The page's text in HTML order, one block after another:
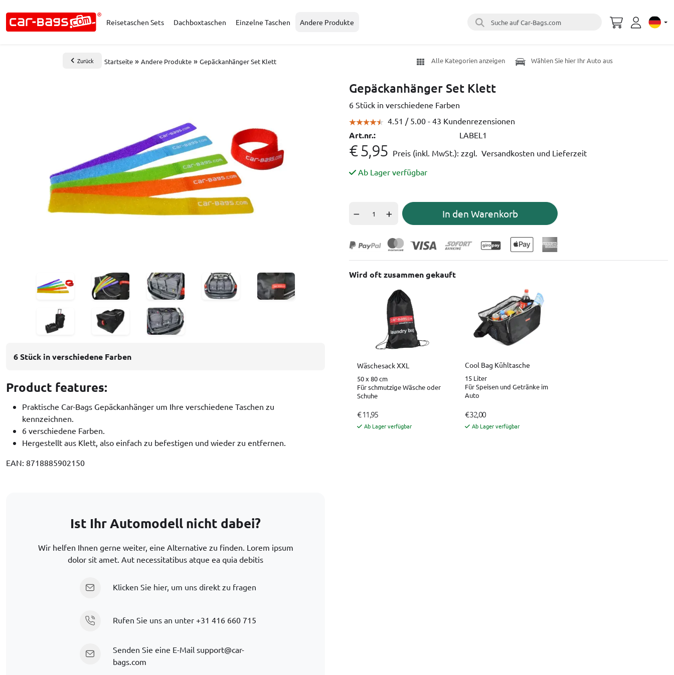
Reisetaschen Sets Dachboxtaschen Einzelne Taschen Andere Produkte Suche auf Car-Bags.com Select
Zurück Startseite » Andere Produkte » Gepäckanhänger Set Klett Alle Kategorien anzeigen Wählen Sie hier Ihr Auto aus
6 Stück in verschiedene Farben
Product features:
Praktische Car-Bags Gepäckanhänger um Ihre verschiedene Taschen zu
kennzeichnen.
6 verschiedene Farben.
Hergestellt aus Klett, also einfach zu befestigen und wieder zu entfernen.
EAN: 8718885902150
Ist Ihr Automodell nicht dabei?
Wir helfen Ihnen gerne weiter, eine Alternative zu finden. Lorem ipsum
dolor sit amet. Aut necessitatibus atque ea quia debitis
Klicken Sie hier, um uns direkt zu fragen
Rufen Sie uns an unter +31 416 660 715
Senden Sie eine E-Mail support@car-
bags.com
Gepäckanhänger Set Klett
6 Stück in verschiedene Farben
4.51 / 5.00 - 43 Kundenrezensionen
Art.nr.: LABEL1
€ 5,95 Preis (inkl. MwSt.): zzgl. Versandkosten und Lieferzeit
Ab Lager verfügbar
In den Warenkorb
Wird oft zusammen gekauft
Wäschesack XXL
50 x 80 cm
Für schmutzige Wäsche oder
Schuhe
€ 11,95
Ab Lager verfügbar
Cool Bag Kühltasche
15 Liter
Für Speisen und Getränke im
Auto
€ 32,00
Ab Lager verfügbar